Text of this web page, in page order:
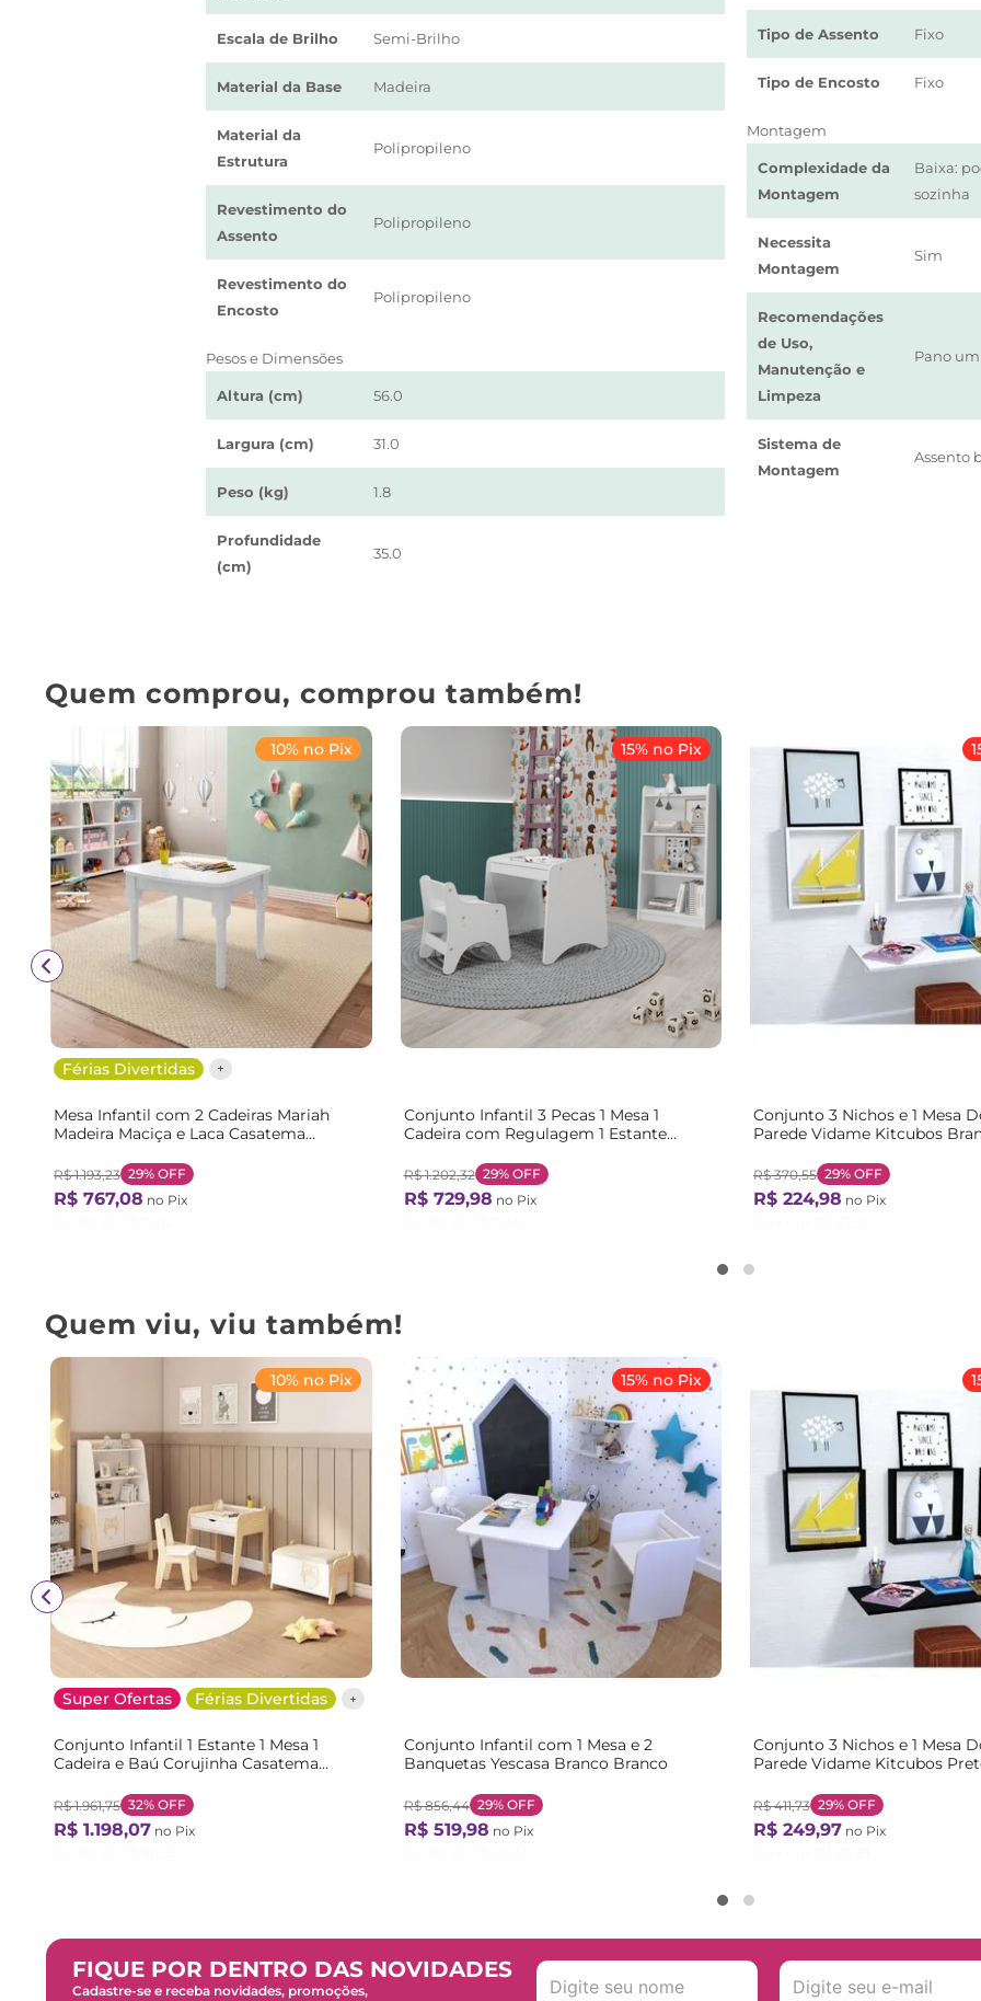
Escala de Brilho Semi-Brilho
Material da Base Madeira
Material da
Estrutura
Polipropileno
Revestimento do
Assento
Polipropileno
Revestimento do
Encosto
Polipropileno
Pesos e Dimensões
Altura (cm) 56.0
Largura (cm) 31.0
Peso (kg) 1.8
Profundidade
(cm)
35.0
Tipo de Assento Fixo
Tipo de Encosto Fixo
Montagem
Complexidade da
Montagem
Baixa:
sozinha
Necessita
Montagem
Sim
Recomendações
de Uso,
Manutenção e
Limpeza
Pano
Sistema de
Montagem
Assento
Quem comprou, comprou também!
Férias Divertidas
10% no Pix
Mesa Infantil com 2 Cadeiras Mariah
Madeira Maciça e Laca Casatema
R$ 1.193,23 29% OFF
R$ 767,08 no Pix
15% no Pix
Conjunto Infantil 3 Pecas 1 Mesa 1
Cadeira com Regulagem 1 Estante
R$ 1.202,32 29%OFF
R$ 729,98 no Pix
Conjunto 3 Nichos e 1 Mesa
Parede Vidame Kitcubos
R$ 370,55 29% OFF
R$ 224,98 no Pix
Quem viu, viu também!
Super Ofertas Férias Divertidas
10% no Pix
Conjunto Infantil 1 Estante 1 Mesa 1
Cadeira e Baú Corujinha Casatema
R$ 1.961,75 32% OFF
R$ 1.198,07 no Pix
15% no Pix
Conjunto Infantil com 1 Mesa e 2
Banquetas Yescasa Branco Branco
R$ 856,44 29%OFF
R$ 519,98 no Pix
Conjunto 3 Nichos e 1 Mesa
Parede Vidame Kitcubos
R$ 411,73 29% OFF
R$ 249,97 no Pix
FIQUE POR DENTRO DAS NOVIDADES
Cadastre-se e receba novidades, promoções,